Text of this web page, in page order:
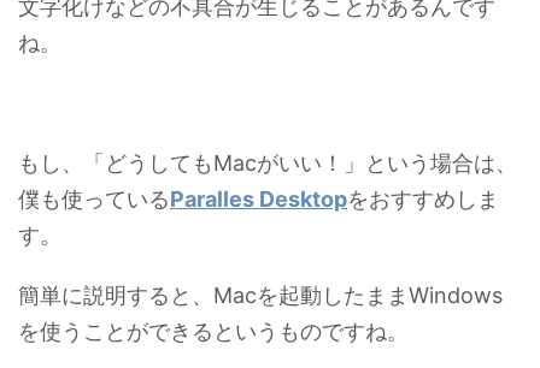
文字化けなどの不具合が生じることがあるんです
ね。
もし、「どうしてもMacがいい！」という場合は、
僕も使っているParalles Desktopをおすすめしま
す。
簡単に説明すると、Macを起動したままWindows
を使うことができるというものですね。